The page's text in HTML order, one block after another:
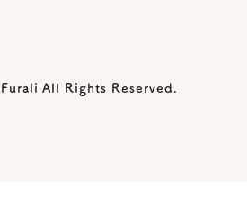
All Rights Reserved.